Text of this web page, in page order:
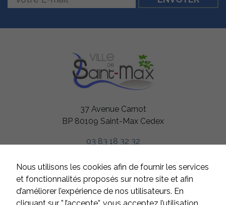
37 Avenue Carnot
BP 80109 Saint-Max Cedex
03 83 18 32 32
HORAIRES
Du lundi au jeudi
de 8h à 12h et de 13h à 17h
Le vendredi
Nous utilisons les cookies afin de fournir les services
et fonctionnalités proposés sur notre site et afin
d’améliorer l’expérience de nos utilisateurs. En